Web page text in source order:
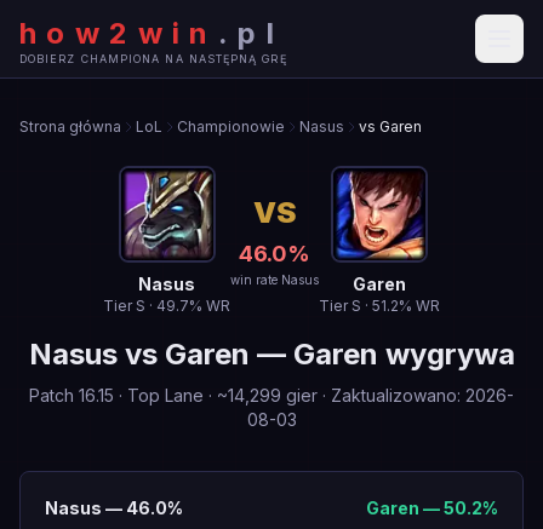
how2win . pl
DOBIERZ CHAMPIONA NA NASTĘPNĄ GRĘ
Strona główna LoL Championowie Nasus vs Garen
Nasus
Tier S · 49.7% WR
VS
46.0%
win rate Nasus Garen
Tier S · 51.2% WR
Nasusvs Garen — Garen wygrywa
Patch 16.15 · Top Lane · ~14,299 gier · Zaktualizowano: 2026-
08-03
Nasus — 46.0% Garen —50.2%